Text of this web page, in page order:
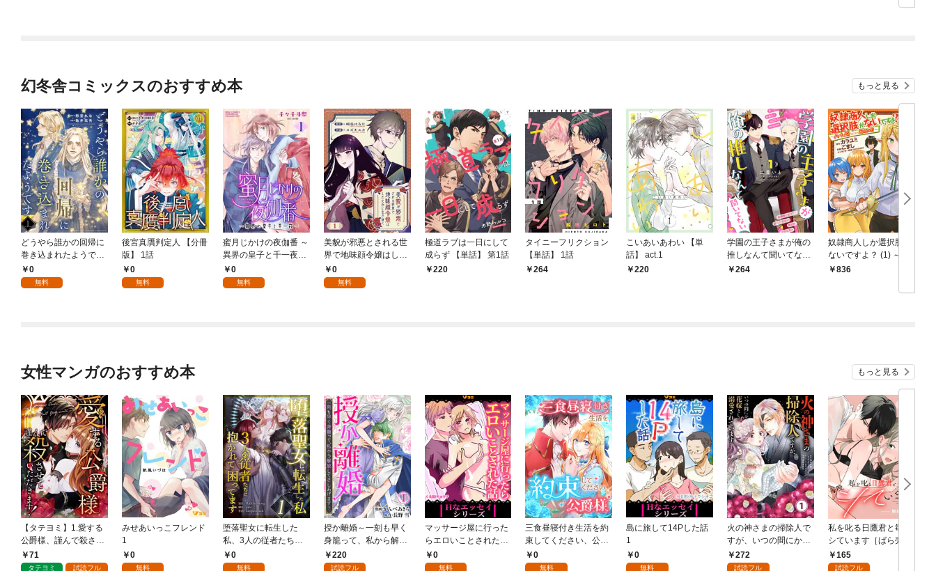
幻冬舎コミックスのおすすめ本 もっと見る
どうやら誰かの回帰に
巻き込まれたようです
【分冊版】 1話
0
無料
後宮真贋判定人 【分冊
版】 1話
0
無料
蜜月じかけの夜伽番 ～
異界の皇子と千一夜～
【分冊版】 1話
0
無料
美貌が邪悪とされる世
界で地味顔令嬢はした
たかに生き抜く 【分冊
版】 1話
0
無料
極道ラブは一日にして
成らず 【単話】 第1話
220
タイニーフリクション
【単話】 1話
264
こいあいあわい 【単
話】 act.1
220
学園の王子さまが俺の
推しなんて聞いてない
【単話】 1話
264
奴隷商人しか選択肢が
ないですよ？ (1) ～ハ
ーレム？なにそれおい
836
女性マンガのおすすめ本 もっと見る
【タテヨミ】1.愛する
公爵様、謹んで殺させ
ていただきます！
71
タテヨミ 試読フル
みせあいっこフレンド
1
0
無料
堕落聖女に転生した
私、3人の従者たちに
抱かれて困ってます 第
1話
0
無料
授か離婚～一刻も早く
身籠って、私から解放
してさしあげます！1
220
試読フル
マッサージ屋に行った
らエロいことされた話
1 0
無料
三食昼寝付き生活を約
束してください、公爵
様 1話
0
無料
島に旅して14Pした話
1
0
無料
火の神さまの掃除人で
すが、いつの間にか花
嫁として溺愛されてい
ます【単話】（１）
272
試読フル
私を叱る日鷹君と毎晩
シています［ばら売
り］ 第1話
165
試読フル